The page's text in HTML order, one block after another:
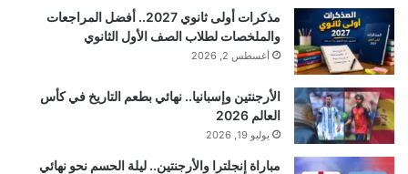
مذكرات أولى ثانوي 2027.. أفضل المراجعات
والملخصات لطلاب الصف الأول الثانوي
أغسطس 2, 2026
الأرجنتين وإسبانيا.. نهائي بطعم التاريخ في كأس
العالم 2026
يوليو 19, 2026
مباراة إنجلترا والأرجنتين.. ليلة الحسم نحو نهائي